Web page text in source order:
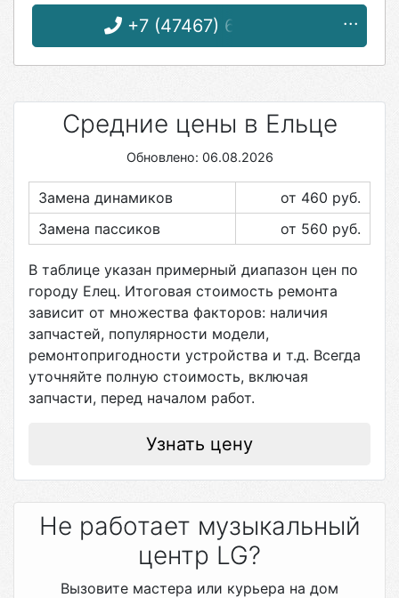
+7 (47467) 6-08-32
Средние цены в Ельце
Обновлено: 06.08.2026
Замена динамиков от 460 руб.
Замена пассиков
от 560 руб.
В таблице указан примерный диапазон цен по
городу Елец. Итоговая стоимость ремонта
зависит от множества факторов: наличия
запчастей, популярности модели,
ремонтопригодности устройства и т.д. Всегда
уточняйте полную стоимость, включая
запчасти, перед началом работ.
Узнать цену
Не работает музыкальный
центр LG?
Вызовите мастера или курьера на дом